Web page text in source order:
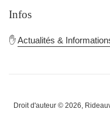
Infos
✋Actualités &
Droit d'auteur © 2026,